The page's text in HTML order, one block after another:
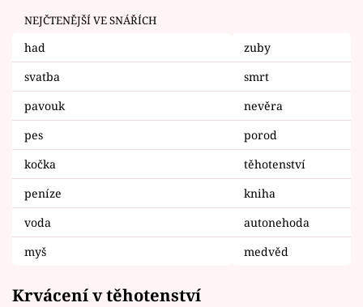
NEJČTENĚJŠÍ VE SNÁŘÍCH
had
zuby
svatba
smrt
pavouk
nevěra
pes
porod
kočka
těhotenství
peníze
kniha
voda
autonehoda
myš
medvěd
Krvácení v těhotenství